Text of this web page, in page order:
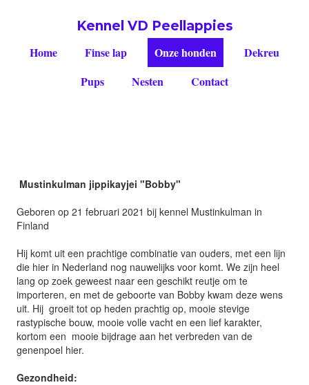
Kennel VD Peellappies
Home
Finse lap Onze honden
Dekreu
Pups
Nesten Contact
Mustinkulman jippikayjei "Bobby"
Geboren op 21 februari 2021 bij kennel Mustinkulman in
Finland
Hij komt uit een prachtige combinatie van ouders, met een lijn
die hier in Nederland nog nauwelijks voor komt. We zijn heel
lang op zoek geweest naar een geschikt reutje om te
importeren, en met de geboorte van Bobby kwam deze wens
uit. Hij groeit tot op heden prachtig op, mooie stevige
rastypische bouw, mooie volle vacht en een lief karakter,
kortom een mooie bijdrage aan het verbreden van de
genenpoel hier.
Gezondheid: